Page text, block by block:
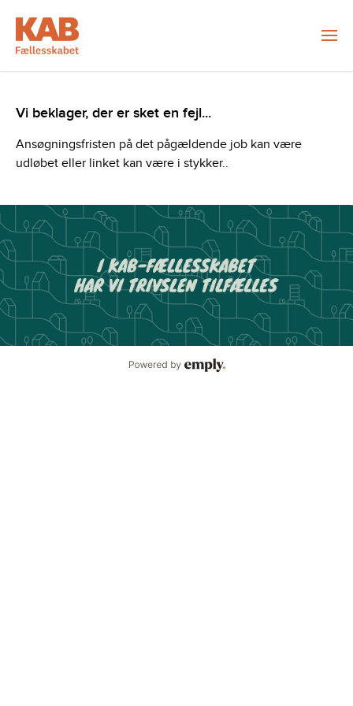
Vi beklager, der er sket en fejl...
Ansøgningsfristen på det pågældende job kan være
udløbet eller linket kan være i stykker..